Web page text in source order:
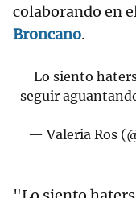
colaborando en
Broncano.
Lo siento
seguir
— Valeria Ros